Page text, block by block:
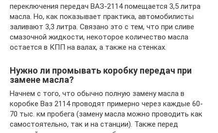
переключения передач ВАЗ-2114 помещается 3,5 литра
масла. Но, как показывает практика, автомобилисты
заливают 3,3 литра. Связано это с тем, что при сливе
смазочной жидкости, некоторое количество масла
остается в КПП на валах, а также на стенках.
Нужно ли промывать коробку передач при
замене масла?
Начнем с того, что обычно полную замену масла в
коробке Ваз 2114 проводят примерно через каждые 60-
70 тыс. км пробега (замену масла можно проводить как
самостоятельно, так и на станции). Также перед